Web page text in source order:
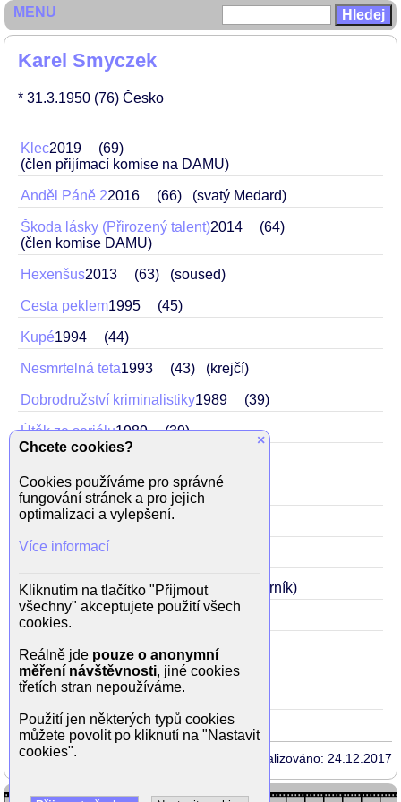
Karel Smyczek
* 31.3.1950 (76) Česko
Klec2019
69
(člen přijímací komise na DAMU)
Anděl Páně 22016 66 (svatý Medard)
Škoda lásky (Přirozený talent)2014
64
(člen komise DAMU)
Hexenšus2013 63 (soused)
Cesta peklem1995 45
Kupé1994 44
Nesmrtelná teta1993 43 (krejčí)
Dobrodružství kriminalistiky1989 39
Útěk ze seriálu1989 39
Velká filmová loupež1986
Poločas štěstí 1984
Druhý tah pěšcem
Co je vám, doktore? 1984 34 (odborník)
Tvář za sklem 1979
Táto sežeň štěně1964
14
(syn Holinových Honza)
Aktualizováno: 24.12.2017
MENU
×
Chcete cookies?
Cookies používáme pro správné
fungování stránek a pro jejich
optimalizaci a vylepšení.
Více informací
Kliknutím na tlačítko "Přijmout
všechny" akceptujete použití všech
cookies.
Reálně jde pouze o anonymní
měření návštěvnosti, jiné cookies
třetích stran nepoužíváme.
Použití jen některých typů cookies
můžete povolit po kliknutí na "Nastavit
cookies".